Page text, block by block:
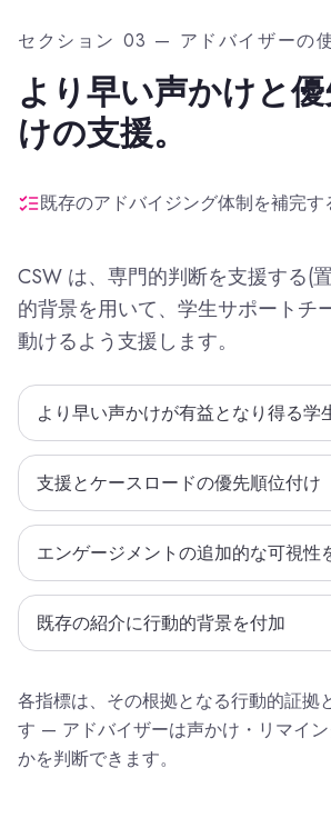
セクション 03 — アドバイザーの
より早い声かけと
けの支援。
既存のアドバイジング体制を補完す
CSW は、専門的判断を支援する(
的背景を用いて、学生サポートチ
動けるよう支援します。
より早い声かけが有益となり得る学
支援とケースロードの優先順位付け
エンゲージメントの追加的な可視性
既存の紹介に行動的背景を付加
各指標は、その根拠となる行動的証拠
す — アドバイザーは声かけ・リマイ
かを判断できます。